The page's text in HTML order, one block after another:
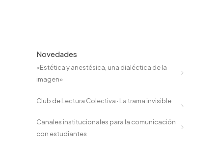
Novedades
«Estética y anestésica, una dialéctica de la
imagen»
Club de Lectura Colectiva · La trama invisible
Canales institucionales para la comunicación
con estudiantes